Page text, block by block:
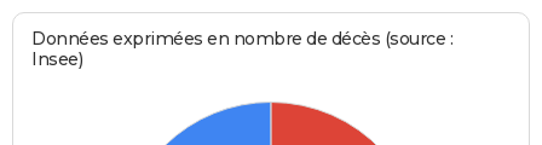
Données exprimées en nombre de décès (source :
Insee)